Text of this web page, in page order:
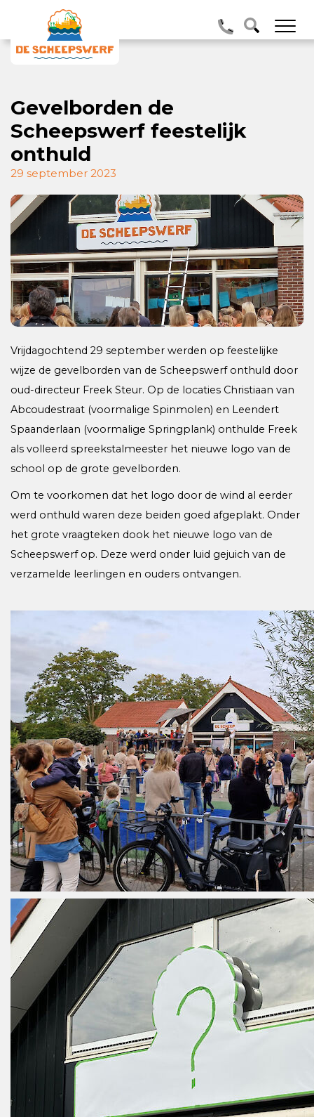
Gevelborden de
Scheepswerf feestelijk
onthuld
29 september 2023
Vrijdagochtend 29 september werden op feestelijke
wijze de gevelborden van de Scheepswerf onthuld door
oud-directeur Freek Steur. Op de locaties Christiaan van
Abcoudestraat (voormalige Spinmolen) en Leendert
Spaanderlaan (voormalige Springplank) onthulde Freek
als volleerd spreekstalmeester het nieuwe logo van de
school op de grote gevelborden.
Om te voorkomen dat het logo door de wind al eerder
werd onthuld waren deze beiden goed afgeplakt. Onder
het grote vraagteken dook het nieuwe logo van de
Scheepswerf op. Deze werd onder luid gejuich van de
verzamelde leerlingen en ouders ontvangen.